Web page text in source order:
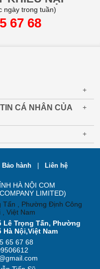
ngày trong tuần)
67 68
+
CÁ NHÂN CỦA
+
+
Bảo hành Liên hệ
HÀ NỘI COM
LIMITED)
Tấn , Phường Định Công
, Việt Nam
Lê Trọng Tấn, Phường
Nội,Việt Nam
65 67 68